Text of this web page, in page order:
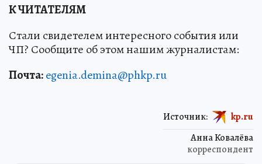
К ЧИТАТЕЛЯМ
Стали свидетелем интересного события или
ЧП? Сообщите об этом нашим журналистам:
Почта:egenia.demina@phkp.ru
Анна Ковалёва
корреспондент
Источник: kp.ru